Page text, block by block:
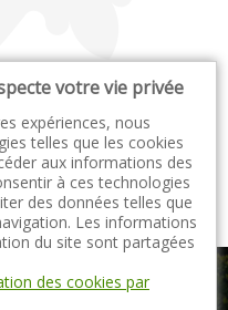
Fiel
votre vie privée
expériences, nous
telles que les cookies
aux informations des
à ces technologies
des données telles que
Les informations
du site sont partagées
des cookies par